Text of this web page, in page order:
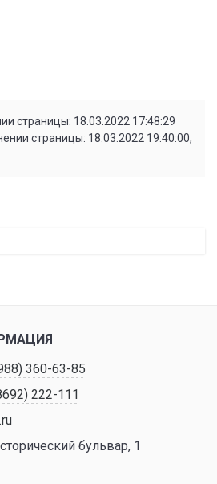
страницы: 18.03.2022 17:48:29
страницы: 18.03.2022 19:40:00,
360-63-85
222-111
бульвар, 1